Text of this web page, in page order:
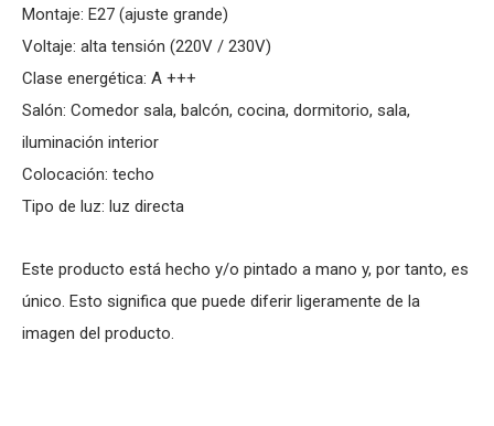
Montaje: E27 (ajuste grande)
Voltaje: alta tensión (220V / 230V)
Clase energética: A +++
Salón: Comedor sala, balcón, cocina, dormitorio, sala,
iluminación interior
Colocación: techo
Tipo de luz: luz directa
Este producto está hecho y/o pintado a mano y, por tanto, es
único. Esto significa que puede diferir ligeramente de la
imagen del producto.